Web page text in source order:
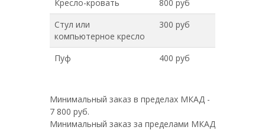
Кресло-кровать
800 руб
Стул или
компьютерное кресло
300 руб
Пуф 400 руб
Минимальный заказ в пределах МКАД -
7 800 руб.
Минимальный заказ за пределами МКАД